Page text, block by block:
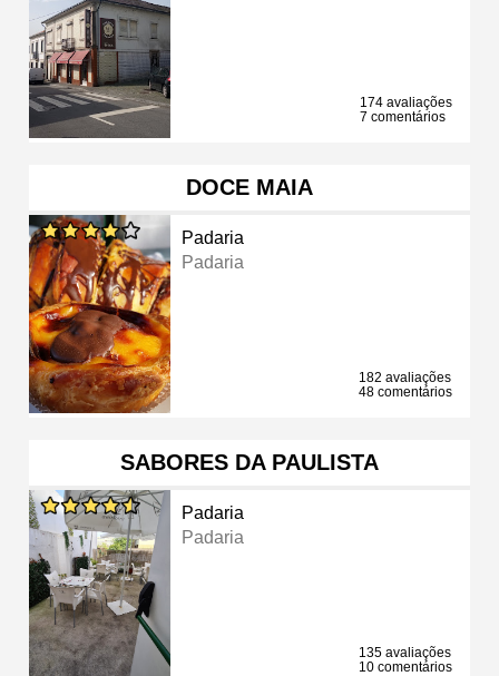
174 avaliações
7 comentários
DOCE MAIA
Padaria
Padaria
182 avaliações
48 comentários
SABORES DA PAULISTA
Padaria
Padaria
135 avaliações
10 comentários